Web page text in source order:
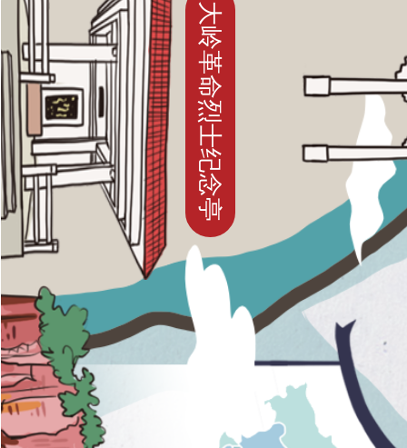
大岭革命烈士纪念亭